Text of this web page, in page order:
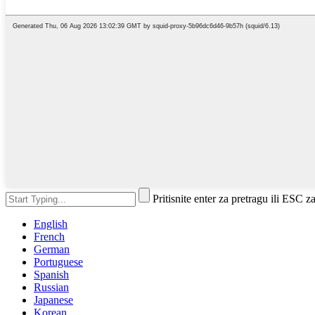
Pritisnite enter za pretragu ili ESC
English
French
German
Portuguese
Spanish
Russian
Japanese
Korean